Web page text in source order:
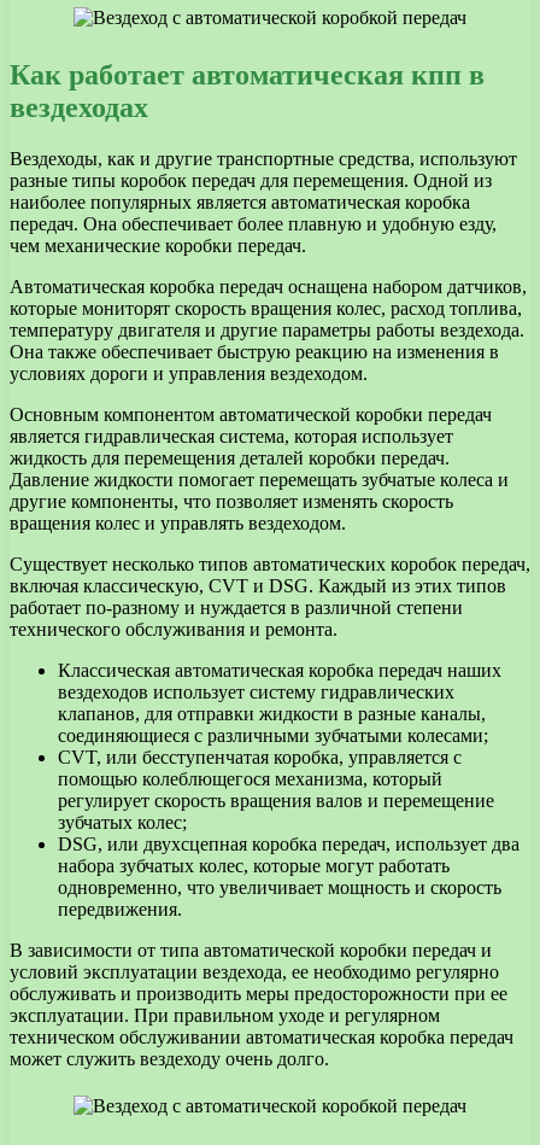
Как работает автоматическая кпп в
вездеходах
Вездеходы, как и другие транспортные средства, используют
разные типы коробок передач для перемещения. Одной из
наиболее популярных является автоматическая коробка
передач. Она обеспечивает более плавную и удобную езду,
чем механические коробки передач.
Автоматическая коробка передач оснащена набором датчиков,
которые мониторят скорость вращения колес, расход топлива,
температуру двигателя и другие параметры работы вездехода.
Она также обеспечивает быструю реакцию на изменения в
условиях дороги и управления вездеходом.
Основным компонентом автоматической коробки передач
является гидравлическая система, которая использует
жидкость для перемещения деталей коробки передач.
Давление жидкости помогает перемещать зубчатые колеса и
другие компоненты, что позволяет изменять скорость
вращения колес и управлять вездеходом.
Существует несколько типов автоматических коробок передач,
включая классическую, CVT и DSG. Каждый из этих типов
работает по-разному и нуждается в различной степени
технического обслуживания и ремонта.
Классическая автоматическая коробка передач наших
вездеходов использует систему гидравлических
клапанов, для отправки жидкости в разные каналы,
соединяющиеся с различными зубчатыми колесами;
CVT, или бесступенчатая коробка, управляется с
помощью колеблющегося механизма, который
регулирует скорость вращения валов и перемещение
зубчатых колес;
DSG, или двухсцепная коробка передач, использует два
набора зубчатых колес, которые могут работать
одновременно, что увеличивает мощность и скорость
передвижения.
В зависимости от типа автоматической коробки передач и
условий эксплуатации вездехода, ее необходимо регулярно
обслуживать и производить меры предосторожности при ее
эксплуатации. При правильном уходе и регулярном
техническом обслуживании автоматическая коробка передач
может служить вездеходу очень долго.